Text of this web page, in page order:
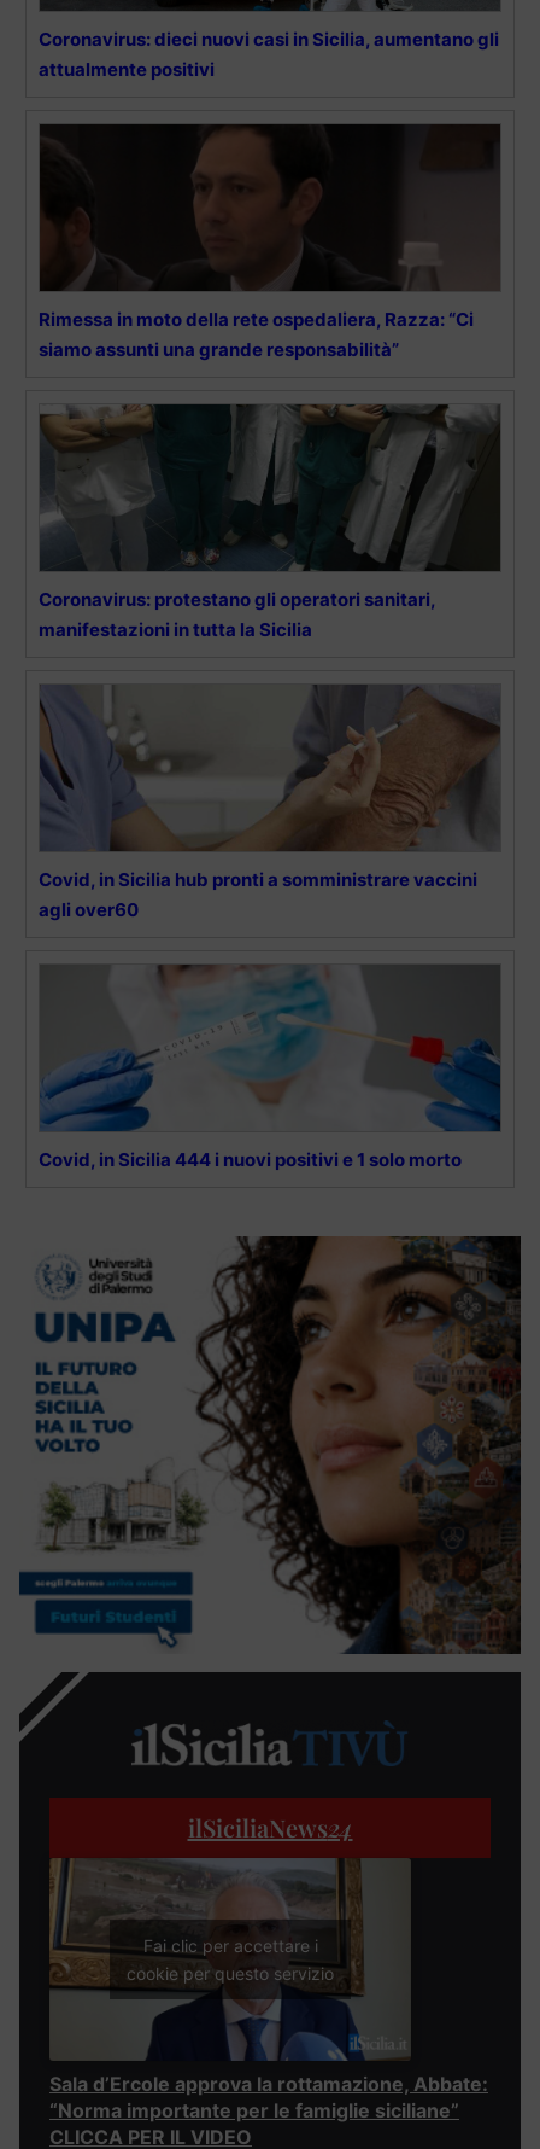
Coronavirus: dieci nuovi casi in Sicilia, aumentano gli
attualmente positivi
Rimessa in moto della rete ospedaliera, Razza: “Ci
siamo assunti una grande responsabilità”
Coronavirus: protestano gli operatori sanitari,
manifestazioni in tutta la Sicilia
Covid, in Sicilia hub pronti a somministrare vaccini
agli over60
Covid, in Sicilia 444 i nuovi positivi e 1 solo morto
ilSiciliaNews24
Fai clic per accettare i
cookie per questo servizio
Sala d’Ercole approva la rottamazione, Abbate:
“Norma importante per le famiglie siciliane”
CLICCA PER IL VIDEO